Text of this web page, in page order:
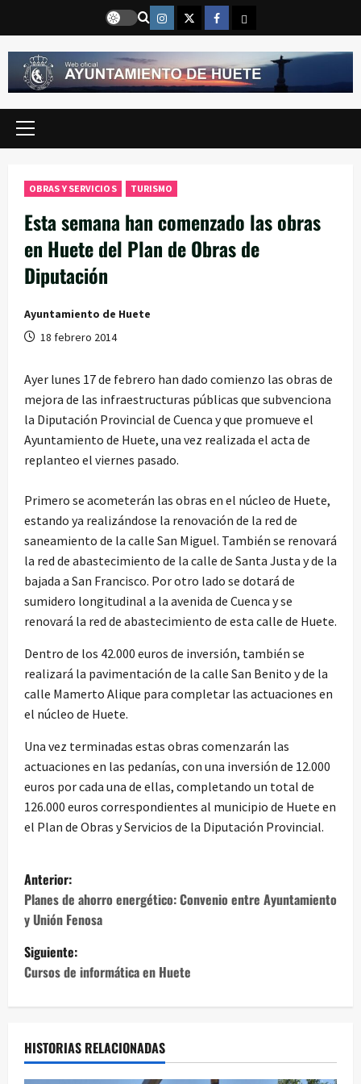
contenido
Instragram
TwitterFacebook
Email
Menú
OBRAS Y SERVICIOS TURISMO
Esta semana han comenzado las obras
en Huete del Plan de Obras de
Diputación
Ayuntamiento de Huete
18 febrero 2014
Ayer lunes 17 de febrero han dado comienzo las obras de
mejora de las infraestructuras públicas que subvenciona
la Diputación Provincial de Cuenca y que promueve el
Ayuntamiento de Huete, una vez realizada el acta de
replanteo el viernes pasado.
Primero se acometerán las obras en el núcleo de Huete,
estando ya realizándose la renovación de la red de
saneamiento de la calle San Miguel. También se renovará
la red de abastecimiento de la calle de Santa Justa y de la
bajada a San Francisco. Por otro lado se dotará de
sumidero longitudinal a la avenida de Cuenca y se
renovará la red de abastecimiento de esta calle de Huete.
Dentro de los 42.000 euros de inversión, también se
realizará la pavimentación de la calle San Benito y de la
calle Mamerto Alique para completar las actuaciones en
el núcleo de Huete.
Una vez terminadas estas obras comenzarán las
actuaciones en las pedanías, con una inversión de 12.000
euros por cada una de ellas, completando un total de
126.000 euros correspondientes al municipio de Huete en
el Plan de Obras y Servicios de la Diputación Provincial.
N
a
v
e
g
a
c
Anterior:
Planes de ahorro energético: Convenio entre Ayuntamiento
y Unión Fenosa
Siguiente:
Cursos de informática en Huete
HISTORIAS RELACIONADAS